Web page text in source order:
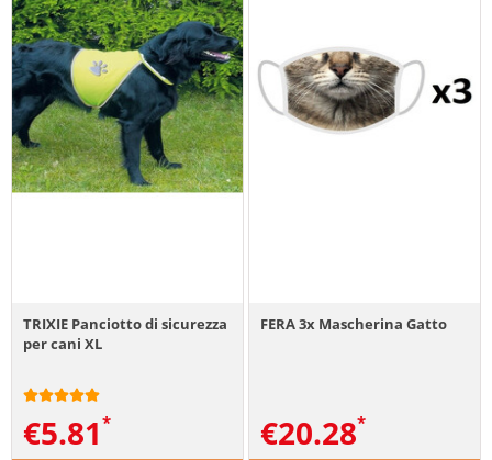
TRIXIE Panciotto di sicurezza
per cani XL
€5.81
FERA 3x Mascherina Gatto
€20.28